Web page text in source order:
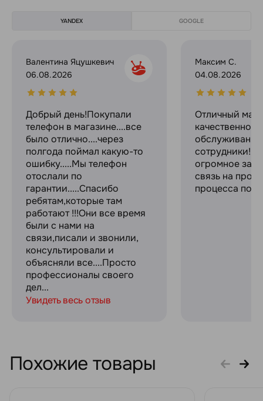
YANDEX GOOGLE
Валентина Яцушкевич
06.08.2026
Добрый день!Покупали
телефон в магазине....все
было отлично....через
полгода поймал какую-то
ошибку.....Мы телефон
отослали по
гарантии.....Спасибо
ребятам,которые там
работают !!!Они все время
были с нами на
связи,писали и звонили,
консультировали и
объясняли все....Просто
профессионалы своего
дел...
Увидеть весь отзыв
Максим С.
04.08.2026
Отличный
качественное
сотрудники!
огромное за
связь на
процесса
Похожие товары